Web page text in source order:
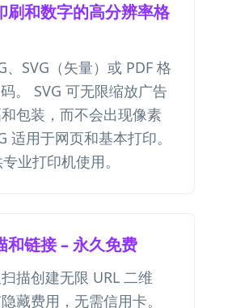
刷和数字的高分辨率格
、SVG（矢量）或 PDF 格
。 SVG 可无限缩放广告
包装，而不会出现像素
适用于网页和基本打印。
业打印机使用。
和链接 – 永久免费
描创建无限 URL 二维
藏费用，无需信用卡。